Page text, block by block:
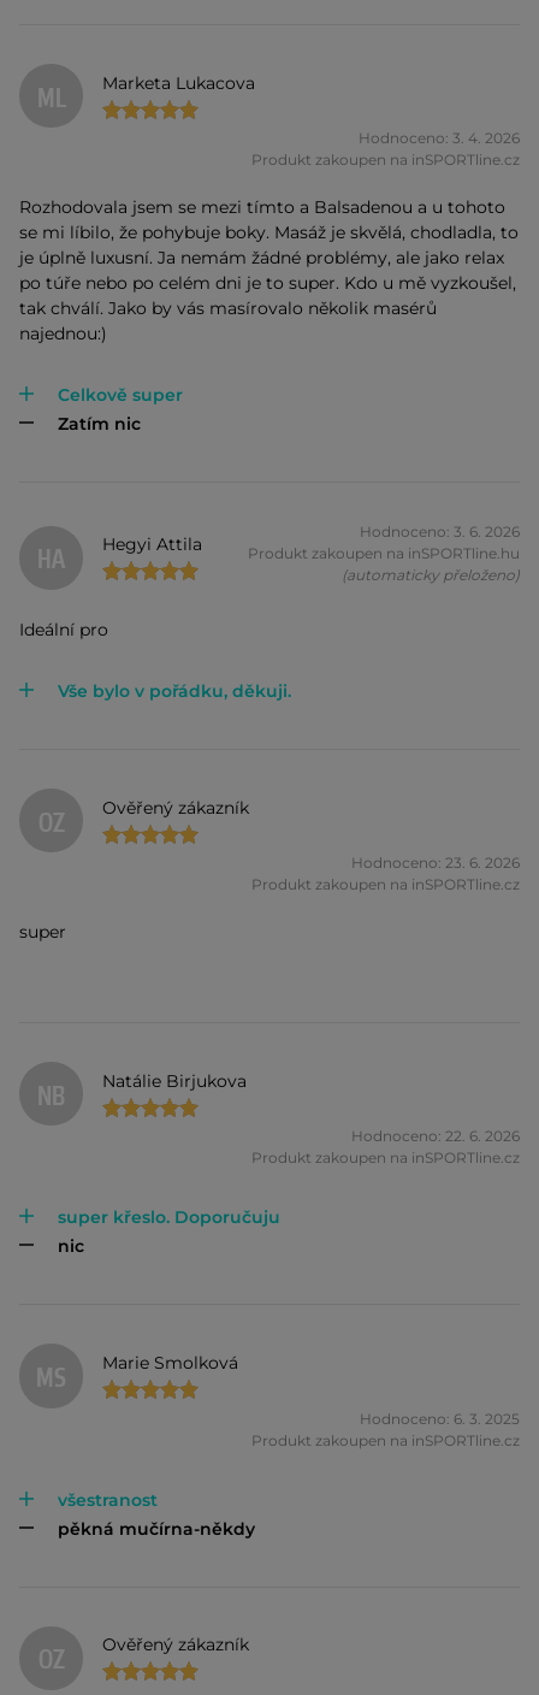
ML Marketa Lukacova
Hodnoceno: 3. 4. 2026
Produkt zakoupen na inSPORTline.cz
Rozhodovala jsem se mezi tímto a Balsadenou a u tohoto
se mi líbilo, že pohybuje boky. Masáž je skvělá, chodladla, to
je úplně luxusní. Ja nemám žádné problémy, ale jako relax
po túře nebo po celém dni je to super. Kdo u mě vyzkoušel,
tak chválí. Jako by vás masírovalo několik masérů
najednou:)
Celkově super
Zatím nic
HA Hegyi Attila
Hodnoceno: 3. 6. 2026
Produkt zakoupen na inSPORTline.hu
(automaticky přeloženo)
Ideální pro
Vše bylo v pořádku, děkuji.
OZ Ověřený zákazník
Hodnoceno: 23. 6. 2026
Produkt zakoupen na inSPORTline.cz
super
NB Natálie Birjukova
Hodnoceno: 22. 6. 2026
Produkt zakoupen na inSPORTline.cz
super křeslo. Doporučuju
nic
MS Marie Smolková
Hodnoceno: 6. 3. 2025
Produkt zakoupen na inSPORTline.cz
všestranost
pěkná mučírna-někdy
OZ Ověřený zákazník